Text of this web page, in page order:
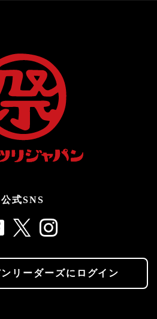
公式SNS
リーダーズにログイン